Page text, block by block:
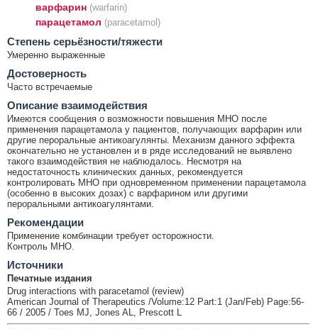
варфарин (warfarin)
парацетамол (paracetamol)
Cтепень серьёзности/тяжести
Умеренно выраженные
Достоверность
Часто встречаемые
Описание взаимодействия
Имеются сообщения о возможности повышения МНО после
применения парацетамола у пациентов, получающих варфарин или
другие пероральные антикоагулянты. Механизм данного эффекта
окончательно не установлен и в ряде исследований не выявлено
такого взаимодействия не наблюдалось. Несмотря на
недостаточность клинических данных, рекомендуется
контролировать МНО при одновременном применении парацетамола
(особенно в высоких дозах) с варфарином или другими
пероральными антикоагулянтами.
Рекомендации
Применение комбинации требует осторожности.
Контроль МНО.
Источники
Печатные издания
Drug interactions with paracetamol (review)
American Journal of Therapeutics /Volume:12 Part:1 (Jan/Feb) Page:56-
66 / 2005 / Toes MJ, Jones AL, Prescott L